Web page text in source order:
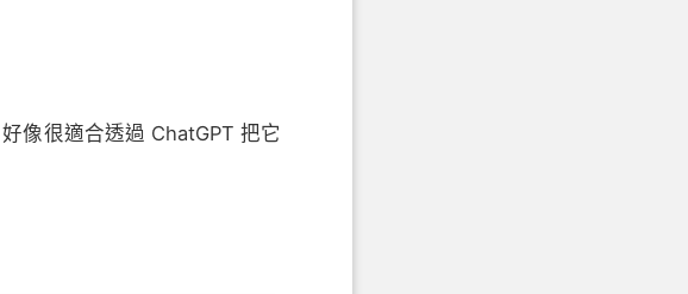
像很適合透過 ChatGPT 把它